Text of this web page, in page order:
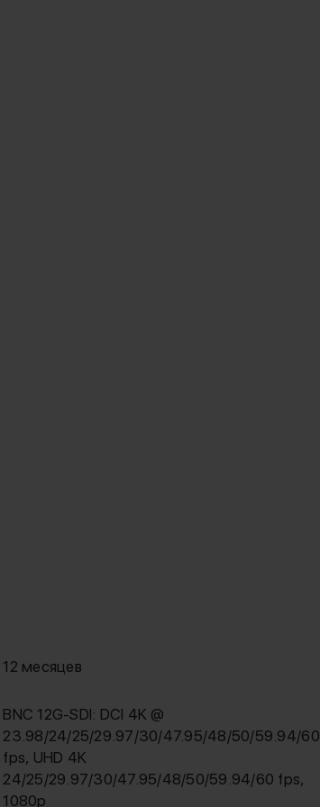
12 месяцев
BNC 12G-SDI: DCI 4K @
23.98/24/25/29.97/30/47.95/48/50/59.94/60
fps, UHD 4K
24/25/29.97/30/47.95/48/50/59.94/60 fps,
1080p